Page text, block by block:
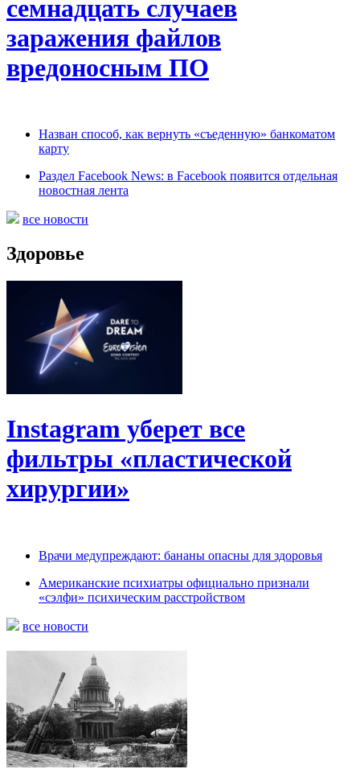
семнадцать случаев
заражения файлов
вредоносным ПО
Назван способ, как вернуть «съеденную» банкоматом
карту
Раздел Facebook News: в Facebook появится отдельная
новостная лента
все новости
Здоровье
Instagram уберет все
фильтры «пластической
хирургии»
Врачи медупреждают: бананы опасны для здоровья
Американские психиатры официально признали
«сэлфи» психическим расстройством
все новости